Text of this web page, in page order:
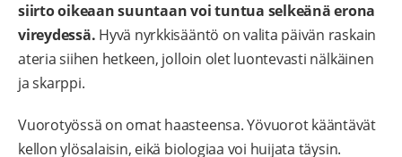
siirto oikeaan suuntaan voi tuntua selkeänä erona
vireydessä. Hyvä nyrkkisääntö on valita päivän raskain
ateria siihen hetkeen, jolloin olet luontevasti nälkäinen
ja skarppi.
Vuorotyössä on omat haasteensa. Yövuorot kääntävät
kellon ylösalaisin, eikä biologiaa voi huijata täysin.